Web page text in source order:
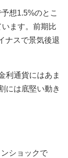
想1.5%のとこ
ます。前期比
ナスで景気後退
利通貨にはあま
には底堅い動き
ショックで